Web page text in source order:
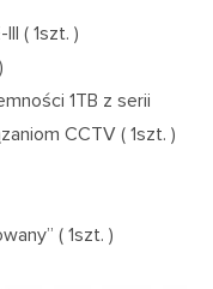
( 1szt. )
1TB z serii
CCTV ( 1szt. )
( 1szt. )